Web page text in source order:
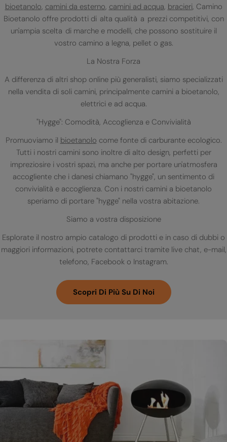
bioetanolo, camini da esterno, camini ad acqua, bracieri, Camino
Bioetanolo offre prodotti di alta qualità a prezzi competitivi, con
un'ampia scelta di marche e modelli, che possono sostituire il
vostro camino a legna, pellet o gas.
La Nostra Forza
A differenza di altri shop online più generalisti, siamo specializzati
nella vendita di soli camini, principalmente camini a bioetanolo,
elettrici e ad acqua.
"Hygge": Comodità, Accoglienza e Convivialità
Promuoviamo il bioetanolo come fonte di carburante ecologico.
Tutti i nostri camini sono inoltre di alto design, perfetti per
impreziosire i vostri spazi, ma anche per portare un'atmosfera
accogliente che i danesi chiamano "hygge", un sentimento di
convivialità e accoglienza. Con i nostri camini a bioetanolo
speriamo di portare "hygge" nella vostra abitazione.
Siamo a vostra disposizione
Esplorate il nostro ampio catalogo di prodotti e in caso di dubbi o
maggiori informazioni, potrete contattarci tramite live chat, e-mail,
telefono, Facebook o Instagram.
Scopri Di Più Su Di Noi